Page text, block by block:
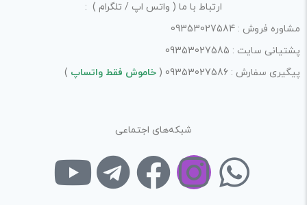
ذخیره نام، ایمیل و وبسایت من در مرورگر برای زمانی که دوباره
لازم است محتوای ارسالی منطبق برعرف و شئونات جامعه و با
بیانی رسمی و عاری از لحن تند، تمسخرو توهین باشد.
از ارسال لینک‌های سایت‌های دیگر و ارایه‌ی اطلاعات شخصی
ارتباط با ما ( واتس اپ / تلگرام ) :
مشاوره فروش : 09353027584
پشتیانی سایت : 09353027585
پیگیری سفارش : 09353027586 (
خاموش فقط واتساپ )
شبکه‌های اجتماعی